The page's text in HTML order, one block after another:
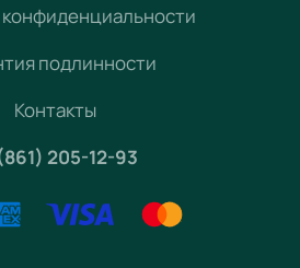
подлинности
Контакты
205-12-93